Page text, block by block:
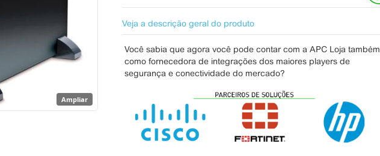
Ampliar
Veja a descrição geral do produto
Você sabia que agora você pode contar com a APC Loja também
como fornecedora de integrações dos maiores players de
segurança e conectividade do mercado?